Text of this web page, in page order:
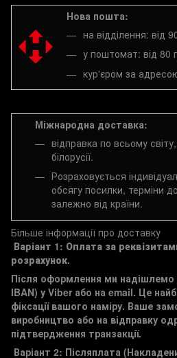
Нова пошта:
на відділення:
у поштомат: від 80
кур'єром за
Міжнародна доставка:
відправка по всьому світу,
білорусії.
Розраховується
обсягу посилки, терміни
залежно від країни.
Більше інформації про доставку
Варіант 1: Оплата за
розрахунок.
Після оформлення ми надішлемо
IBAN) у Viber або на email. Це
фіксації вашого наміру. Ваше
виробництво або на відправку
підтвердження транзакції.
Варіант 2: Післяплата